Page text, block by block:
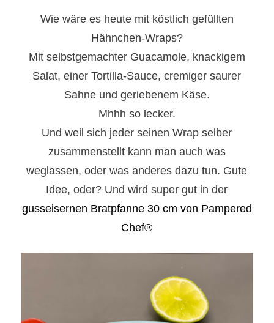
Wie wäre es heute mit köstlich gefüllten
Hähnchen-Wraps?
Mit selbstgemachter Guacamole, knackigem
Salat, einer Tortilla-Sauce, cremiger saurer
Sahne und geriebenem Käse.
Mhhh so lecker.
Und weil sich jeder seinen Wrap selber
zusammenstellt kann man auch was
weglassen, oder was anderes dazu tun. Gute
Idee, oder? Und wird super gut in der
gusseisernen Bratpfanne 30 cm von Pampered
Chef®